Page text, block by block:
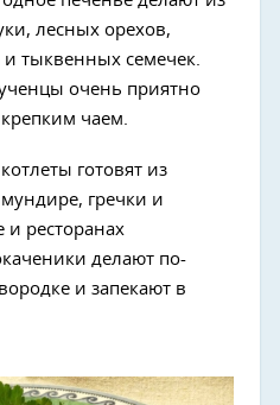
лесных орехов,
тыквенных семечек.
очень приятно
чаем.
готовят из
гречки и
и ресторанах
делают по-
и запекают в